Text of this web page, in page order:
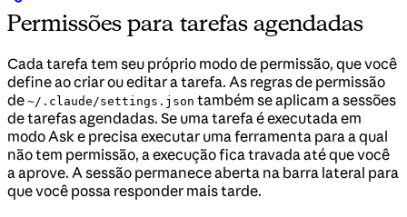
Permissões para tarefas agendadas
Cada tarefa tem seu próprio modo de permissão, que você
define ao criar ou editar a tarefa. As regras de permissão
de ~/.claude/settings.json também se aplicam a sessões
de tarefas agendadas. Se uma tarefa é executada em
modo Ask e precisa executar uma ferramenta para a qual
não tem permissão, a execução fica travada até que você
a aprove. A sessão permanece aberta na barra lateral para
que você possa responder mais tarde.